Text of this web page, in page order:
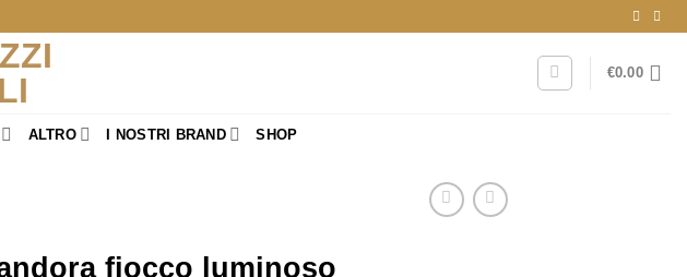
€0.00
ALTRO I NOSTRI BRAND SHOP
fiocco luminoso